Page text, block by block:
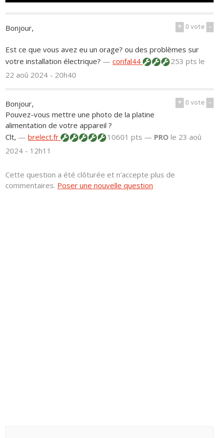
+ 0vote -
Bonjour,
Est ce que vous avez eu un orage? ou des problèmes sur
votre installation électrique? —confal44 253 ptsle
22 aoû 2024 - 20h40
+ 0vote -
Bonjour,
Pouvez-vous mettre une photo de la platine
alimentation de votre appareil ?
Clt, —brelect.fr 10601 pts — PRO le 23 aoû
2024 - 12h11
Cette question a été clôturée et n'accepte plus de
commentaires. Poser une nouvelle question